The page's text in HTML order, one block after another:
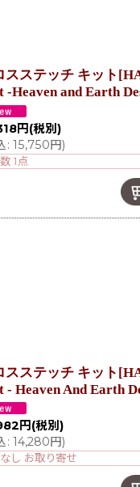
スステッチ キット
-Heaven and Earth
円 (税別)
: 15,750円)
1点
スステッチ キット
- Heaven And Earth
円 (税別)
: 14,280円)
し お取り寄せ